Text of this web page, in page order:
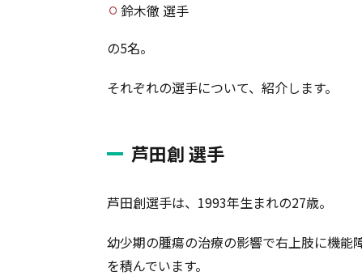
鈴木徹 選手
の5名。
それぞれの選手について、紹介します。
芦田創 選手
芦田創選手は、1993年生まれの27歳。
幼少期の腫瘍の治療の影響で右上肢に機能
を積んでいます。